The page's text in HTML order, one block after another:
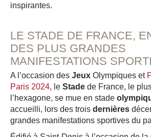
inspirantes.
LE STADE DE FRANCE,
DES PLUS GRANDES
MANIFESTATIONS
A l’occasion des Jeux Olympiques et
Paris 2024, le Stade de France, le
l’hexagone, se mue en stade
accueilli, lors des trois dernières
grandes manifestations sportives du